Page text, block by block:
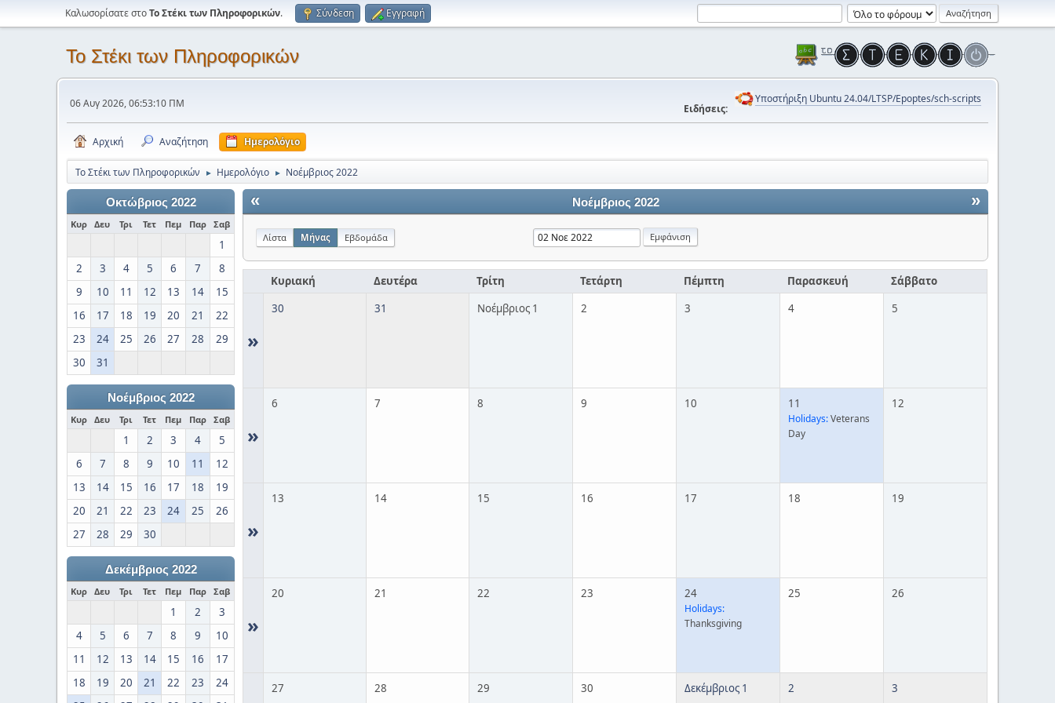
Καλωσορίσατε στοΤο Στέκι των Πληροφορικών. Σύνδεση Εγγραφή
Το Στέκι των Πληροφορικών
06 Αυγ 2026, 06:53:10 ΠΜ Ειδήσεις:
Υποστήριξη Ubuntu 24.04/LTSP/Epoptes/sch-scripts
Αρχική Αναζήτηση Ημερολόγιο
Το Στέκι των Πληροφορικών ► Ημερολόγιο ► Νοέμβριος 2022
Οκτώβριος 2022
Κυρ Δευ Τρι Τετ Πεμ Παρ Σαβ
1
2
3 4 5 6 7
8
9
10 11 12 13 14
15
16
17 18 19 20 21
22
23
24 25 26 27 28
29
30
31
Νοέμβριος 2022
Κυρ Δευ Τρι Τετ Πεμ Παρ Σαβ
1 2 3 4
5
6
7 8 9 10 11
12
13
14 15 16 17 18
19
20
21 22 23 24 25
26
27
28 29 30
Δεκέμβριος 2022
Κυρ Δευ Τρι Τετ Πεμ Παρ Σαβ
1 2
3
4
5 6 7 8 9
10
11
12 13 14 15 16
17
18
19 20 21 22 23
24
« »
Νοέμβριος 2022
Λίστα Μήνας Εβδομάδα
Κυριακή Δευτέρα Τρίτη Τετάρτη Πέμπτη Παρασκευή Σάββατο
»
30 31 Νοέμβριος 1 2 3 4 5
»
6 7 8 9 10 11
Holidays:Veterans
Day
12
»
13 14 15 16 17 18 19
»
20 21 22 23 24
Holidays:
Thanksgiving
25 26
27 28 29 30 Δεκέμβριος 1 2 3